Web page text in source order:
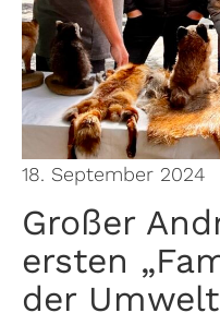
18. September 2024
Großer
ersten
der